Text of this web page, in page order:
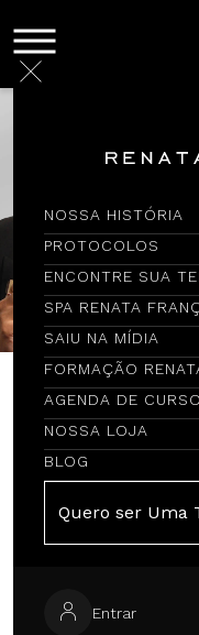
NOSSA HISTÓRIA
PROTOCOLOS
ENCONTRE SUA
SPA RENATA
SAIU NA MÍDIA
FORMAÇÃO
AGENDA DE
NOSSA LOJA
BLOG
Quero ser Uma
Entrar